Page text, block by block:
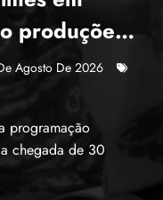
produções
de Su
Agosto De 2026
programação
chegada de 30